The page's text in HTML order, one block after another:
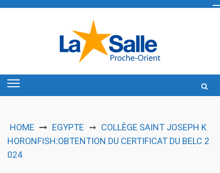
HOME EGYPTE ➞ COLLÈGE SAINT JOSEPH K
HORONFISH:OBTENTION DU CERTIFICAT DU BELC 2
024